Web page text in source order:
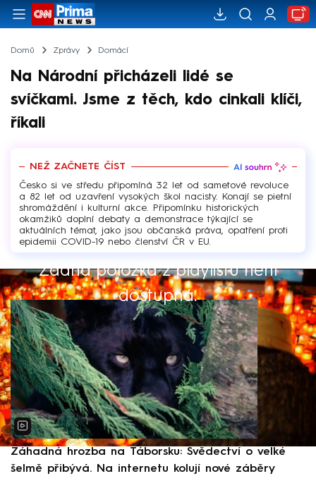
Domů Zprávy Domácí
Na Národní přicházeli lidé se
svíčkami. Jsme z těch, kdo cinkali klíči,
říkali
NEŽ ZAČNETE ČÍST
Česko si ve středu připomíná 32 let od sametové revoluce
a 82 let od uzavření vysokých škol nacisty. Konají se pietní
shromáždění i kulturní akce. Připomínku historických
okamžiků doplní debaty a demonstrace týkající se
aktuálních témat, jako jsou občanská práva, opatření proti
epidemii COVID-19 nebo členství ČR v EU.
Žádná položka z playlistu není
dostupná.
Výběr redakce
Záhadná hrozba na Táborsku: Svědectví o velké
šelmě přibývá. Na internetu kolují nové záběry